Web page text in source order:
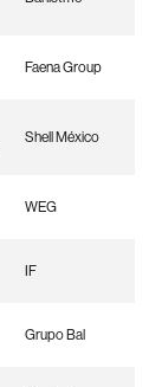
Faena Group
Shell México
WEG
IF
Grupo Bal